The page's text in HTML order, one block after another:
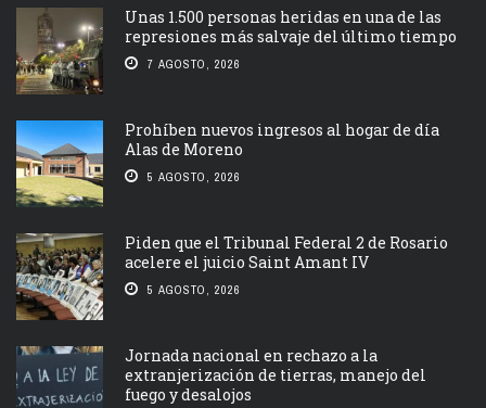
Unas 1.500 personas heridas en una de las
represiones más salvaje del último tiempo
7 AGOSTO, 2026
Prohíben nuevos ingresos al hogar de día
Alas de Moreno
5 AGOSTO, 2026
Piden que el Tribunal Federal 2 de Rosario
acelere el juicio Saint Amant IV
5 AGOSTO, 2026
Jornada nacional en rechazo a la
extranjerización de tierras, manejo del
fuego y desalojos